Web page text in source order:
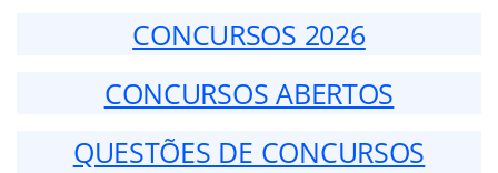
CONCURSOS 2026
CONCURSOS ABERTOS
QUESTÕES DE CONCURSOS